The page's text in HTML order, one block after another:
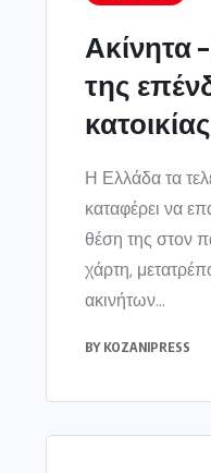
Ακίνητα
της
Η Ελλάδα τα
καταφέρει να
θέση της στον
χάρτη,
ακινήτων...
BY KOZANIPRESS